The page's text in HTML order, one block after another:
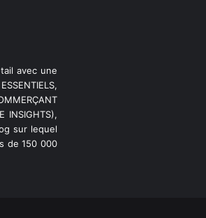
avec une
INSIGHTS),
sur lequel
de 150 000